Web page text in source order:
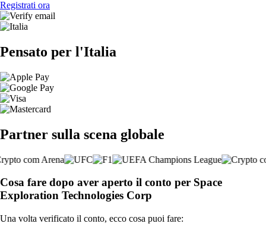
Registrati ora
Pensato per l'Italia
Partner sulla scena globale
Cosa fare dopo aver aperto il conto per Space
Exploration Technologies Corp
Una volta verificato il conto, ecco cosa puoi fare: